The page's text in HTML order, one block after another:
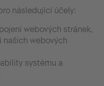
následující účely:
webových stránek,
našich webových
systému a